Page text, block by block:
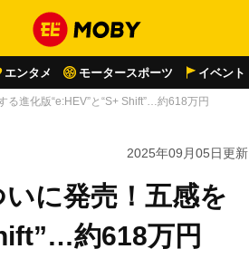
エンタメ モータースポーツ イベント
進化版“e:HEV”と“S+ Shift”…約618万円
2025年09月05日更新
に発売！五感を
約618万円